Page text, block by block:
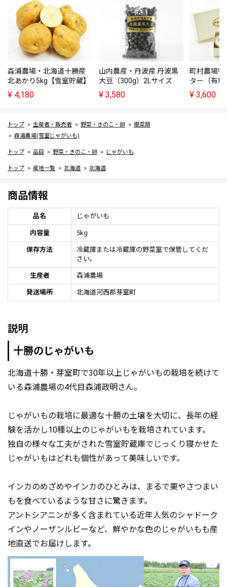
森浦農場・北海道十勝産
北あかり5kg【雪室貯蔵】
¥ 4,180
山内農産・丹波産 丹波黒
大豆（300g）2Lサイズ
¥ 3,580
町村農場
ター（有
¥ 3,600
トップ 生産者・販売者 野菜・きのこ・卵
根菜類
森浦農場(雪室じゃがいも)
トップ 品目 野菜・きのこ・卵 じゃがいも
トップ 産地一覧 北海道 北海道
商品情報
品名 じゃがいも
内容量 5kg
保存方法
冷蔵庫または冷蔵庫の野菜室で保管してくだ
さい。
生産者 森浦農場
発送場所 北海道河西郡芽室町
説明
十勝のじゃがいも
北海道十勝・芽室町で30年以上じゃがいもの栽培を続けて
いる森浦農場の4代目森浦政明さん。
じゃがいもの栽培に最適な十勝の土壌を大切に、長年の経
験を活かし10種以上のじゃがいもを栽培されています。
独自の様々な工夫がされた雪室貯蔵庫でじっくり寝かせた
じゃがいもはどれも個性があって美味しいです。
インカのめざめやインカのひとみは、まるで栗やさつまい
もを食べているような甘さに驚きます。
アントシアニンが多く含まれている近年人気のシャドーク
インやノーザンルビーなど、鮮やかな色のじゃがいもも産
地直送でお届けします。